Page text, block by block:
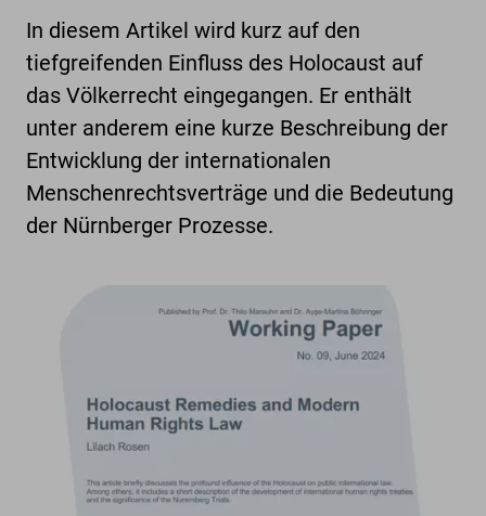
In diesem Artikel wird kurz auf den
tiefgreifenden Einfluss des Holocaust auf
das Völkerrecht eingegangen. Er enthält
unter anderem eine kurze Beschreibung der
Entwicklung der internationalen
Menschenrechtsverträge und die Bedeutung
der Nürnberger Prozesse.